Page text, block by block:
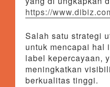
https://
Salah satu strategi
untuk mencapai hal
label kepercayaan,
meningkatkan
berkualitas tinggi.